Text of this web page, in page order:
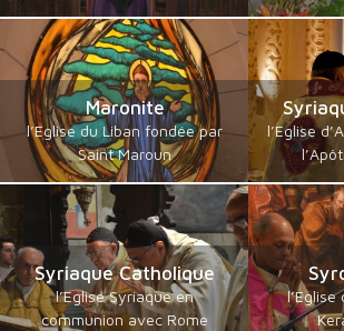
Maronite
l’Eglise du Liban fondée par
Saint Maroun
l’Eglise
Syriaque Catholique
l’Eglise Syriaque en
communion avec Rome